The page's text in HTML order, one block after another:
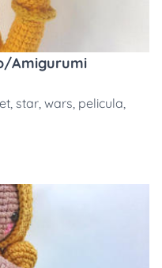
Amigurumi
, star, wars, pelicula,